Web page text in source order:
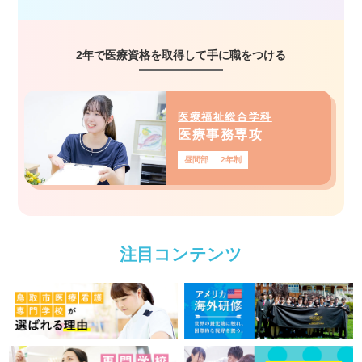
2年で医療資格を取得して手に職をつける
医療福祉総合学科
医療事務専攻
昼間部 2年制
注目コンテンツ